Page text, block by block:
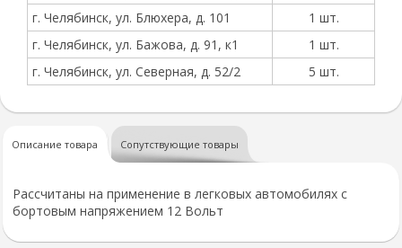
г. Челябинск, ул. Блюхера, д. 101
1 шт.
г. Челябинск, ул. Бажова, д. 91, к1
1 шт.
г. Челябинск, ул. Северная, д. 52/2
5 шт.
Описание товара Сопутствующие товары
Рассчитаны на применение в легковых автомобилях с
бортовым напряжением 12 Вольт